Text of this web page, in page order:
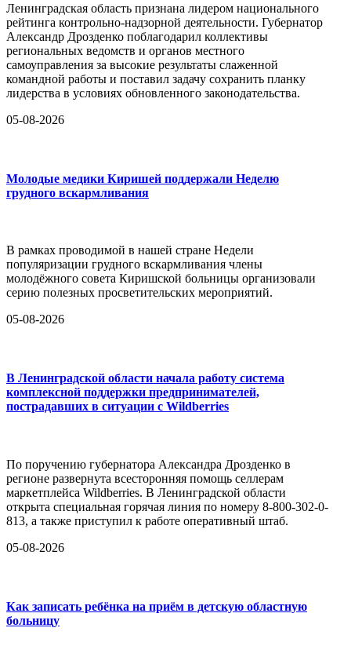
Ленинградская область признана лидером национального
рейтинга контрольно-надзорной деятельности. Губернатор
Александр Дрозденко поблагодарил коллективы
региональных ведомств и органов местного
самоуправления за высокие результаты слаженной
командной работы и поставил задачу сохранить планку
лидерства в условиях обновленного законодательства.
05-08-2026
Молодые медики Киришей поддержали Неделю
грудного вскармливания
В рамках проводимой в нашей стране Недели
популяризации грудного вскармливания члены
молодёжного совета Киришской больницы организовали
серию полезных просветительских мероприятий.
05-08-2026
В Ленинградской области начала работу система
комплексной поддержки предпринимателей,
пострадавших в ситуации с Wildberries
По поручению губернатора Александра Дрозденко в
регионе развернута всесторонняя помощь селлерам
маркетплейса Wildberries. В Ленинградской области
открыта специальная горячая линия по номеру 8-800-302-0-
813, а также приступил к работе оперативный штаб.
05-08-2026
Как записать ребёнка на приём в детскую областную
больницу